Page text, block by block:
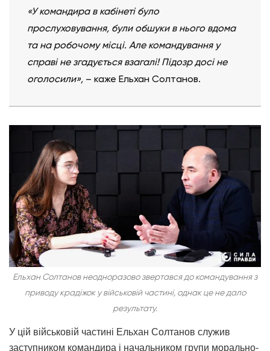
«У командира в кабінеті було
прослуховування, були обшуки в нього вдома
та на робочому місці. Але командування у
справі не згадується взагалі! Підозр досі не
оголосили», – каже Ельхан Солтанов.
Ельхан Солтанов неодноразово звертався до командування з
приводу крадіжок у військовій частині, однак це не дало
результату.
У цій військовій частині Ельхан Солтанов служив
заступником командира і начальником групи морально-